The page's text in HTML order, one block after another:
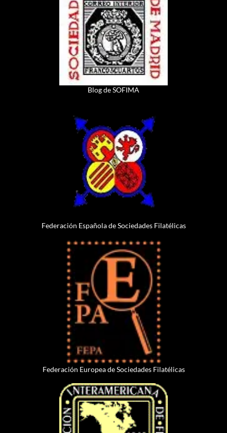
Blog de SOFIMA
Federación Española de Sociedades Filatélicas
Federación Europea de Sociedades Filatélicas